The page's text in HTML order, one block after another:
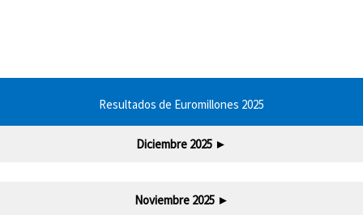
Resultados de Euromillones 2025
Diciembre 2025 ►
Noviembre 2025 ►